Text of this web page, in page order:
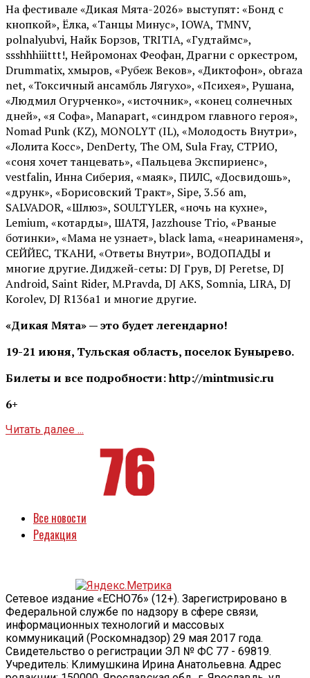
На фестивале «Дикая Мята-2026» выступят: «Бонд с
кнопкой», Ёлка, «Танцы Минус», IOWA, TMNV,
polnalyubvi, Найк Борзов, TRITIA, «Гудтаймс»,
ssshhhiiittt!, Нейромонах Феофан, Драгни с оркестром,
Drummatix, хмыров, «Рубеж Веков», «Диктофон», obraza
net, «Токсичный ансамбль Лягухо», «Психея», Рушана,
«Людмил Огурченко», «источник», «конец солнечных
дней», «я Софа», Manapart, «синдром главного героя»,
Nomad Punk (KZ), MONOLYT (IL), «Молодость Внутри»,
«Лолита Косс», DenDerty, The OM, Sula Fray, СТРИО,
«соня хочет танцевать», «Пальцева Экспириенс»,
vestfalin, Инна Сиберия, «маяк», ПИЛС, «Досвидошь»,
«друнк», «Борисовский Тракт», Sipe, 3.56 am,
SALVADOR, «Шлюз», SOULTYLER, «ночь на кухне»,
Lemium, «котарды», ШАТЯ, Jazzhouse Trio, «Рваные
ботинки», «Мама не узнает», black lama, «неаринаменя»,
СЕЙЙЕС, ТКАНИ, «Ответы Внутри», ВОДОПАДЫ и
многие другие. Диджей-сеты: DJ Грув, DJ Peretse, DJ
Android, Saint Rider, М.Pravda, DJ AKS, Somnia, LIRA, DJ
Korolev, DJ R136a1 и многие другие.
«Дикая Мята» — это будет легендарно!
19-21 июня, Тульская область, поселок Бунырево.
Билеты и все подробности: http://mintmusic.ru
6+
Читать далее ...
Все новости
Редакция
Сетевое издание «ECHO76» (12+). Зарегистрировано в
Федеральной службе по надзору в сфере связи,
информационных технологий и массовых
коммуникаций (Роскомнадзор) 29 мая 2017 года.
Свидетельство о регистрации ЭЛ № ФС 77 - 69819.
Учредитель: Климушкина Ирина Анатольевна. Адрес